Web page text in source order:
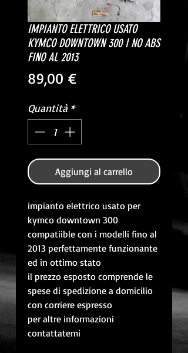
IMPIANTO ELETTRICO USATO
KYMCO DOWNTOWN 300 I NO ABS
FINO AL 2013
89,00 €Prezzo
Quantità *
Aggiungi al carrello
impianto elettrico usato per
kymco downtown 300
compatiible con i modelli fino al
2013 perfettamente funzionante
ed in ottimo stato
il prezzo esposto comprende le
spese di spedizione a domicilio
con corriere espresso
per altre informazioni
contattatemi